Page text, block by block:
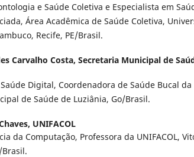
e Saúde Coletiva e Especialista em
Área Acadêmica de Saúde Coletiva,
Recife, PE/Brasil.
Carvalho Costa, Secretaria Municipal de
Digital, Coordenadora de Saúde Bucal da
de Saúde de Luziânia, Go/Brasil.
UNIFACOL
da Computação, Professora da UNIFACOL,
Brasil.